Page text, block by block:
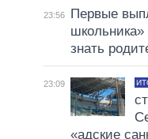
23:56
Первые
знать
23:09
«адские